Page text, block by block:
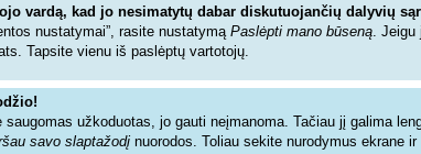
vardą, kad jo nesimatytų dabar diskutuojančių dalyvių
nustatymai”, rasite nustatymą Paslėpti mano būseną. Jeigu
Tapsite vienu iš paslėptų vartotojų.
užkoduotas, jo gauti neįmanoma. Tačiau jį galima
savo slaptažodį nuorodos. Toliau sekite nurodymus ekrane